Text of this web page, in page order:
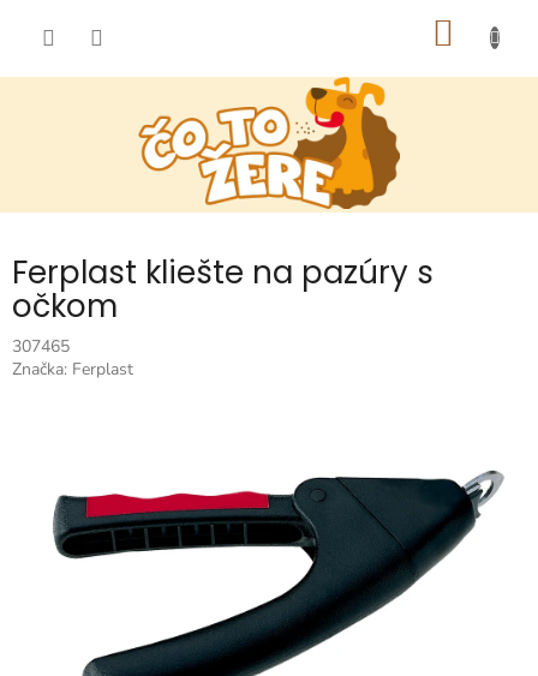
Ferplast kliešte na pazúry s
očkom
307465
Značka: Ferplast